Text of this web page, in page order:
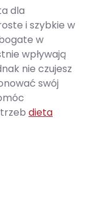
dla
i szybkie w
w
wpływają
nie czujesz
swój
dieta